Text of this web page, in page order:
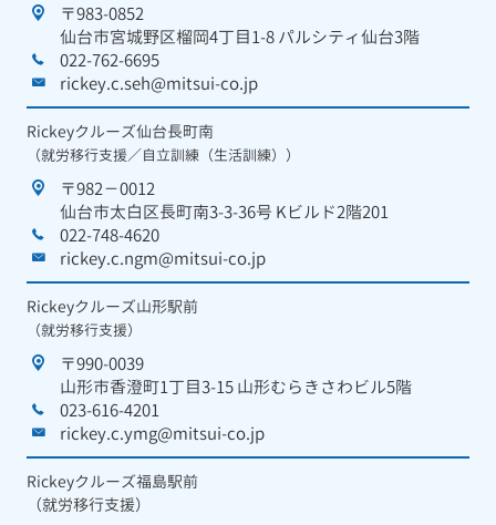
〒983-0852
仙台市宮城野区榴岡4丁目1-8 パルシティ仙台3階
022-762-6695
rickey.c.seh@mitsui-co.jp
Rickeyクルーズ仙台長町南
（就労移行支援／自立訓練（生活訓練））
〒982－0012
仙台市太白区長町南3-3-36号 Kビルド2階201
022-748-4620
rickey.c.ngm@mitsui-co.jp
Rickeyクルーズ山形駅前
（就労移行支援）
〒990-0039
山形市香澄町1丁目3-15 山形むらきさわビル5階
023-616-4201
rickey.c.ymg@mitsui-co.jp
Rickeyクルーズ福島駅前
（就労移行支援）